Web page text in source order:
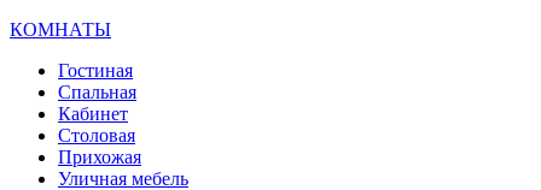
КОМНАТЫ
Гостиная
Спальная
Кабинет
Столовая
Прихожая
Уличная мебель